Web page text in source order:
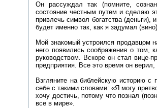
Он рассуждал так (помните,
состояние честным путем и сделаю
привлечь символ богатства
будет именно так, как я задyмал
Мой знакомый устроился продавцом
него появились соображения о том,
руководством. Вскоре он стал вице-
предприятия. Все это время он
Взгляните на библейскую историю
себе с такими словами: «Я могу
хочу достичь, потому что познал
все в мире».